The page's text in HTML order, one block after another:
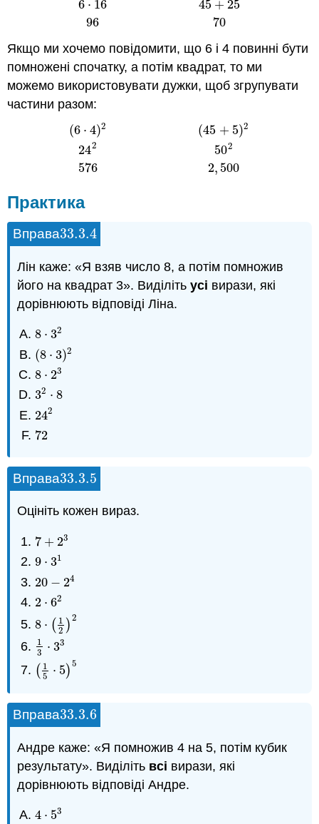
6 ⋅ 16
96
45 + 25
70
6⋅ 4 245 2596 70
Якщо ми хочемо повідомити, що 6 і 4 повинні бути
помножені спочатку, а потім квадрат, то ми
можемо використовувати дужки, щоб згрупувати
частини разом:
(6 ⋅ 4)2
242
576
(45 + 5)2
502
2, 500
⋅4)2 2,500
Практика
Вправа33.3.4
33.3.4
Лін каже: «Я взяв число 8, а потім помножив
його на квадрат 3». Виділітьусі вирази, які
дорівнюють відповіді Ліна.
8 ⋅ 32
8 ⋅32
(8 ⋅ 3)2
(8 ⋅3)2
8 ⋅ 23
8 ⋅23
32 ⋅ 8
32 ⋅ 8
242
242
72
72
Вправа33.3.5
33.3.5
Оцініть кожен вираз.
7 + 23
7 +2 3
9 ⋅ 31
9 ⋅31
20 − 24
20 −24
2 ⋅ 62
2 ⋅62
8 ⋅ ( 1
2 )2
8 ⋅( 12 )2
1
3 ⋅ 33
13⋅33
( 1
5 ⋅ 5) 5
( 15⋅ 5)5
Вправа33.3.6
33.3.6
Андре каже: «Я помножив 4 на 5, потім кубик
результату». Виділіть всі вирази, які
дорівнюють відповіді Андре.
4 ⋅ 53
4 ⋅53